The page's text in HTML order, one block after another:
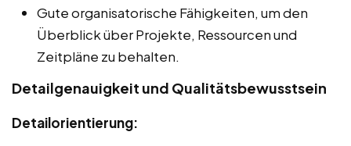
Gute organisatorische Fähigkeiten, um den
Überblick über Projekte, Ressourcen und
Zeitpläne zu behalten.
Detailgenauigkeit und Qualitätsbewusstsein
Detailorientierung: